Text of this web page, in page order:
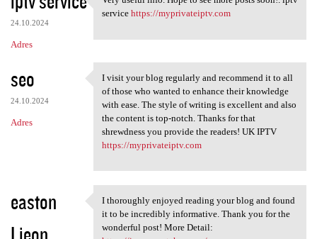
24.10.2024
Adres
Very useful info. Hope to see
service https://myprivateiptv.com
seo
24.10.2024
Adres
I visit your blog regularly
I visit your blog regularly and recommend it to all
of those who wanted to enhance their knowledge
with ease. The style of writing is excellent and also
the content is top-notch. Thanks for that
shrewdness you provide the readers! UK IPTV
https://myprivateiptv.com
easton
I thoroughly enjoyed reading
I thoroughly enjoyed reading your blog and found
it to be incredibly informative. Thank you for the
wonderful post! More Detail: